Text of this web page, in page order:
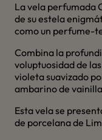
La vela perfumada
de su estela
como un perfume-
Combina la
voluptuosidad de
violeta suavizado
ambarino de
Esta vela se
de porcelana de